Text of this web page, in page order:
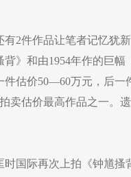
2件作品让笔者记忆犹
》和由1954年作的巨幅
件估价50—60万元，后
卖估价最高作品之一。
时国际再次上拍《钟馗搔